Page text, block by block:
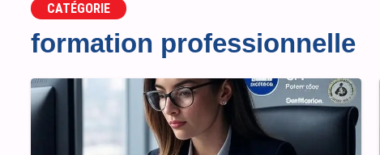
CATÉGORIE
formation professionnelle